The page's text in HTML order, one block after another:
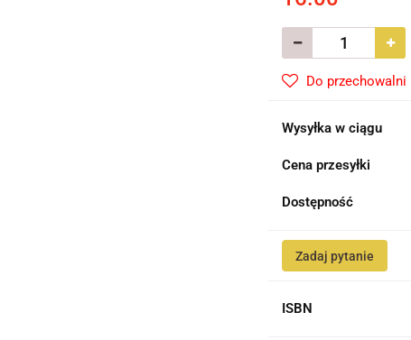
Do przechowalni
Wysyłka w ciągu
Cena przesyłki
Dostępność
Zadaj pytanie
ISBN